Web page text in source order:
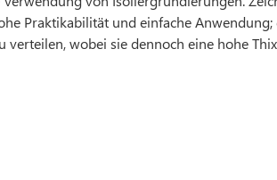
Praktikabilität und einfache
wobei sie dennoch eine hohe